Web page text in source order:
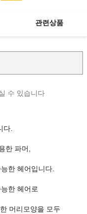
관련상품
수 있습니다
다.
한 파머,
한 헤어입니다.
한 헤어로
머리모양을 모두